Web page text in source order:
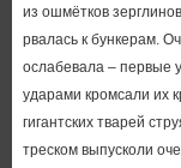
из ошмётков
рвалась к бункерам.
ослабевала – первые
ударами кромсали их
гигантских тварей
треском выпусколи